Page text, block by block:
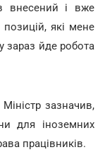
внесений і вже
які мене
зараз йде робота
зазначив,
для іноземних
працівників.